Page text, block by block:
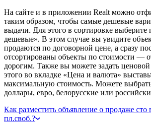
На сайте и в приложении Realt можно
таким образом, чтобы самые дешевые
выдачи. Для этого в сортировке выберите
дешевые». В этом случае вы увидите
продаются по договорной цене, а сразу
отсортированы объекты по стоимости —
дорогим. Также вы можете задать
этого во вкладке «Цена и валюта»
максимальную стоимость. Можете
доллары, евро, белорусские или
Как разместить объявление о продаже
пл.своб.?